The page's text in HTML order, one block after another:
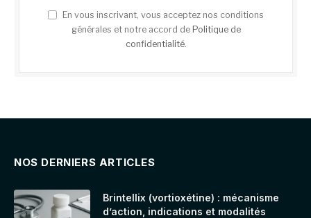
En vous inscrivant, vous acceptez nos conditions
générales et notre accord de Politique de
confidentialité.
NOS DERNIERS ARTICLES
Brintellix (vortioxétine) : mécanisme
d’action, indications et modalités